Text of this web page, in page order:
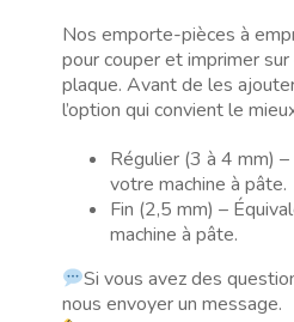
Nos emporte-pièces à
pour couper et imprimer
plaque. Avant de les
l’option qui convient le
Régulier (3 à 4 mm)
votre machine à pâte.
Fin (2,5 mm) –
machine à pâte.
Si vous avez des
nous envoyer un message.